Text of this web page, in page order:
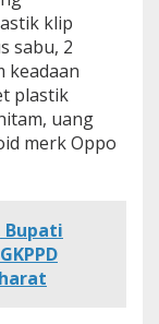
klip
sabu, 2
keadaan
plastik
uang
merk Oppo
Bupati